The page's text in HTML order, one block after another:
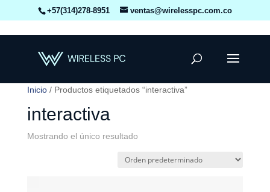
+57(314)278-8951 ventas@wirelesspc.com.co
Inicio/ Productos etiquetados “interactiva”
interactiva
Mostrando el único resultado